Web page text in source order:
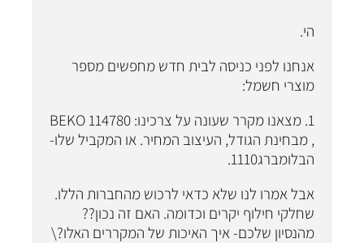
הי.
אנחנו לפני כניסה לבית חדש מחפשים מספר
מוצרי חשמל:
1. מצאנו מקרר שעונה על צרכינו: BEKO 114780
, מבחינת הגודל, העיצוב המחיר. או המקביל שלו-
הבלומברג1110.
אבל אמרו לנו שלא כדאי לרכוש מהחברות הללו.
שחלקי חילוף יקרים וכדומה. האם זה נכון??
מהנסיון שלכם- איך האיכות של המקררים האלו?\